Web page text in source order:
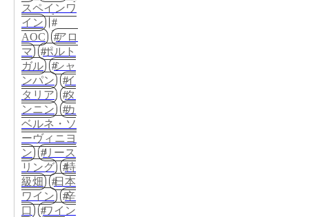
スペインワ
イン
AOC
アロ
マ
ポルト
ガル
シャ
ンパン
イ
タリア
タ
ンニン
カ
ベルネ・ソ
ーヴィニヨ
ン
リース
リング
特
級畑
日本
ワイン
辛
口
ワイン